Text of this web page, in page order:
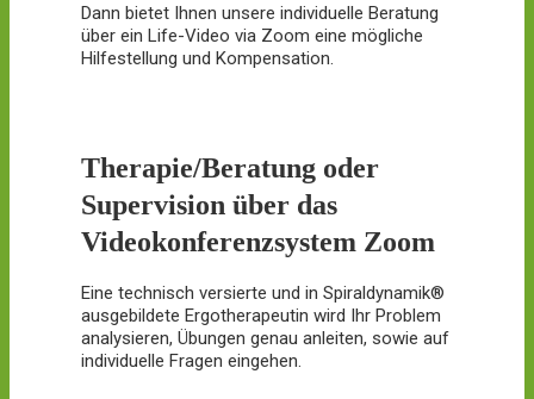
Dann bietet Ihnen unsere individuelle Beratung
über ein Life-Video via Zoom eine mögliche
Hilfestellung und Kompensation.
Therapie/Beratung oder
Supervision über das
Videokonferenzsystem Zoom
Eine technisch versierte und in Spiraldynamik®
ausgebildete Ergotherapeutin wird Ihr Problem
analysieren, Übungen genau anleiten, sowie auf
individuelle Fragen eingehen.